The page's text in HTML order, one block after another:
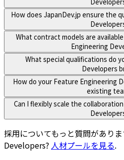
How does JapanDev.jp ensure the
What contract models are
Engineering
What special qualifications do
Developers
How do your Feature Engineering
existing
Can I flexibly scale the
採用についてもっと質問があり
Developers? 人材プールを見る.